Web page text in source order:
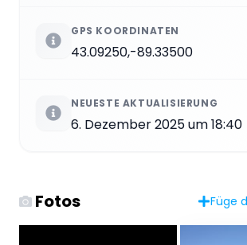
GPS KOORDINATEN
43.09250,-89.33500
NEUESTE AKTUALISIERUNG
6. Dezember 2025 um 18:40
Fotos Füge